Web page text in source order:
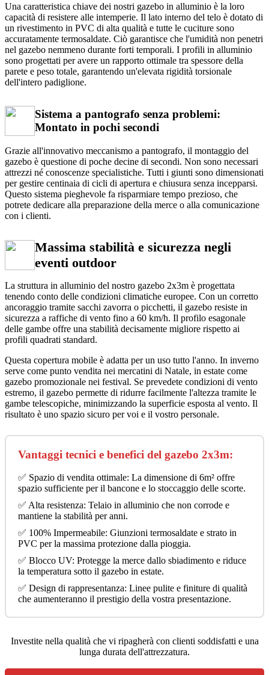
Una caratteristica chiave dei nostri gazebo in alluminio è la loro
capacità di resistere alle intemperie. Il lato interno del telo è dotato di
un rivestimento in PVC di alta qualità e tutte le cuciture sono
accuratamente termosaldate. Ciò garantisce che l'umidità non penetri
nel gazebo nemmeno durante forti temporali. I profili in alluminio
sono progettati per avere un rapporto ottimale tra spessore della
parete e peso totale, garantendo un'elevata rigidità torsionale
dell'intero padiglione.
Sistema a pantografo senza problemi:
Montato in pochi secondi
Grazie all'innovativo meccanismo a pantografo, il montaggio del
gazebo è questione di poche decine di secondi. Non sono necessari
attrezzi né conoscenze specialistiche. Tutti i giunti sono dimensionati
per gestire centinaia di cicli di apertura e chiusura senza incepparsi.
Questo sistema pieghevole fa risparmiare tempo prezioso, che
potrete dedicare alla preparazione della merce o alla comunicazione
con i clienti.
Massima stabilità e sicurezza negli
eventi outdoor
La struttura in alluminio del nostro gazebo 2x3m è progettata
tenendo conto delle condizioni climatiche europee. Con un corretto
ancoraggio tramite sacchi zavorra o picchetti, il gazebo resiste in
sicurezza a raffiche di vento fino a 60 km/h. Il profilo esagonale
delle gambe offre una stabilità decisamente migliore rispetto ai
profili quadrati standard.
Questa copertura mobile è adatta per un uso tutto l'anno. In inverno
serve come punto vendita nei mercatini di Natale, in estate come
gazebo promozionale nei festival. Se prevedete condizioni di vento
estremo, il gazebo permette di ridurre facilmente l'altezza tramite le
gambe telescopiche, minimizzando la superficie esposta al vento. Il
risultato è uno spazio sicuro per voi e il vostro personale.
Vantaggi tecnici e benefici del gazebo 2x3m:
✅ Spazio di vendita ottimale: La dimensione di 6m² offre
spazio sufficiente per il bancone e lo stoccaggio delle scorte.
✅ Alta resistenza: Telaio in alluminio che non corrode e
mantiene la stabilità per anni.
✅ 100% Impermeabile: Giunzioni termosaldate e strato in
PVC per la massima protezione dalla pioggia.
✅ Blocco UV: Protegge la merce dallo sbiadimento e riduce
la temperatura sotto il gazebo in estate.
✅ Design di rappresentanza: Linee pulite e finiture di qualità
che aumenteranno il prestigio della vostra presentazione.
Investite nella qualità che vi ripagherà con clienti soddisfatti e una
lunga durata dell'attrezzatura.